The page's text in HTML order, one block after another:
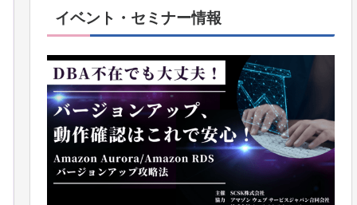
イベント・セミナー情報